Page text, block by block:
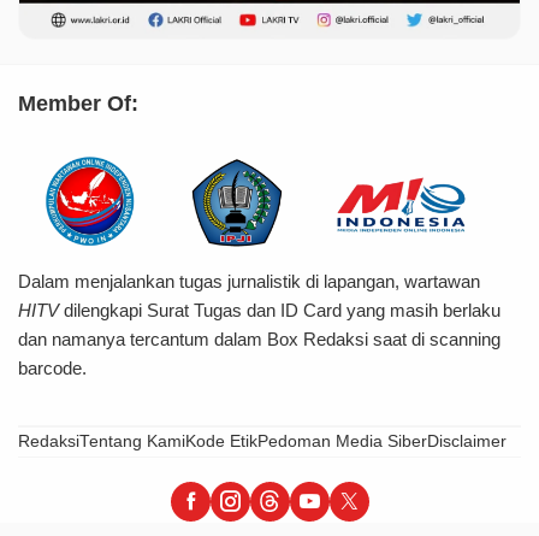
Member Of:
Dalam menjalankan tugas jurnalistik di lapangan, wartawan
HITVdilengkapi Surat Tugas dan ID Card yang masih berlaku
dan namanya tercantum dalam Box Redaksi saat di scanning
barcode.
RedaksiTentang KamiKode EtikPedoman Media SiberDisclaimer